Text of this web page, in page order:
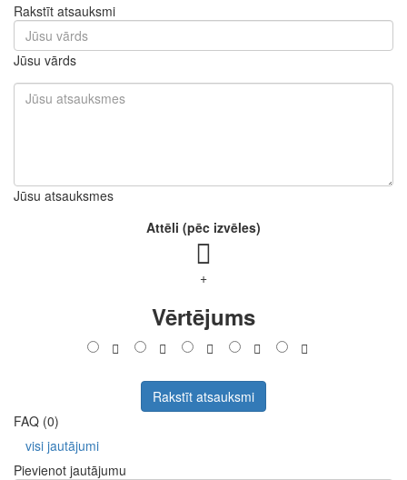
Rakstīt atsauksmi
Jūsu vārds
Jūsu atsauksmes
Attēli (pēc izvēles)
+
Vērtējums
Rakstīt atsauksmi
FAQ (0)
visi jautājumi
Pievienot jautājumu